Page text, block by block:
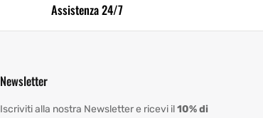
Assistenza 24/7
Newsletter
Iscriviti alla nostra Newsletter e ricevi il10% di